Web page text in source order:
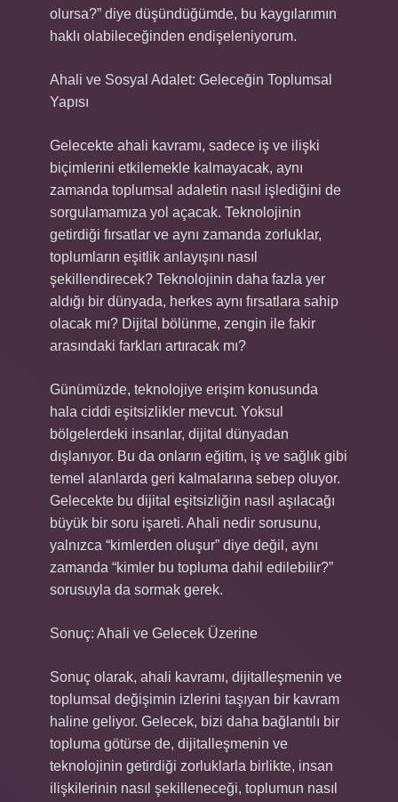
olursa?” diye düşündüğümde, bu kaygılarımın
haklı olabileceğinden endişeleniyorum.
Ahali ve Sosyal Adalet: Geleceğin Toplumsal
Yapısı
Gelecekte ahali kavramı, sadece iş ve ilişki
biçimlerini etkilemekle kalmayacak, aynı
zamanda toplumsal adaletin nasıl işlediğini de
sorgulamamıza yol açacak. Teknolojinin
getirdiği fırsatlar ve aynı zamanda zorluklar,
toplumların eşitlik anlayışını nasıl
şekillendirecek? Teknolojinin daha fazla yer
aldığı bir dünyada, herkes aynı fırsatlara sahip
olacak mı? Dijital bölünme, zengin ile fakir
arasındaki farkları artıracak mı?
Günümüzde, teknolojiye erişim konusunda
hala ciddi eşitsizlikler mevcut. Yoksul
bölgelerdeki insanlar, dijital dünyadan
dışlanıyor. Bu da onların eğitim, iş ve sağlık gibi
temel alanlarda geri kalmalarına sebep oluyor.
Gelecekte bu dijital eşitsizliğin nasıl aşılacağı
büyük bir soru işareti. Ahali nedir sorusunu,
yalnızca “kimlerden oluşur” diye değil, aynı
zamanda “kimler bu topluma dahil edilebilir?”
sorusuyla da sormak gerek.
Sonuç: Ahali ve Gelecek Üzerine
Sonuç olarak, ahali kavramı, dijitalleşmenin ve
toplumsal değişimin izlerini taşıyan bir kavram
haline geliyor. Gelecek, bizi daha bağlantılı bir
topluma götürse de, dijitalleşmenin ve
teknolojinin getirdiği zorluklarla birlikte, insan
ilişkilerinin nasıl şekilleneceği, toplumun nasıl